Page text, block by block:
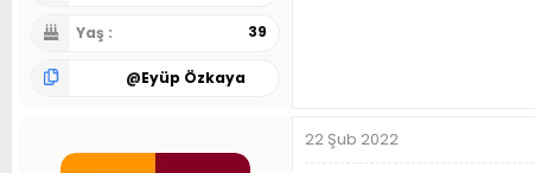
Yaş 39
@Eyüp Özkaya
22 Şub 2022